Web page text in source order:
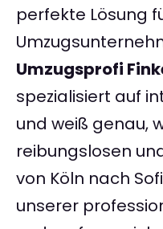
perfekte Lösung
Umzugsprofi
spezialisiert auf
und weiß genau,
reibungslosen
von Köln nach
unserer